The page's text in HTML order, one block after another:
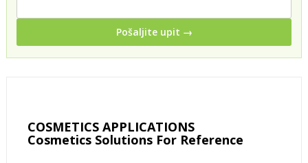
Pošaljite upit →
COSMETICS APPLICATIONS
Cosmetics Solutions For Reference